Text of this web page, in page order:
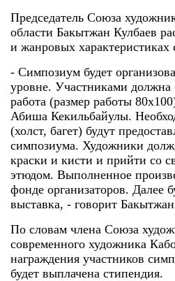
Председатель Союза
области Бакытжан Кулбаев
и жанровых характеристиках
- Симпозиум будет
уровне. Участниками должна
работа (размер работы
Абиша Кекильбайулы.
(холст, багет) будут
симпозиума. Художники
краски и кисти и прийти со
этюдом. Выполненное
фонде организаторов. Далее
выставка, - говорит
По словам члена Союза
современного художника
награждения участников
будет выплачена стипендия.